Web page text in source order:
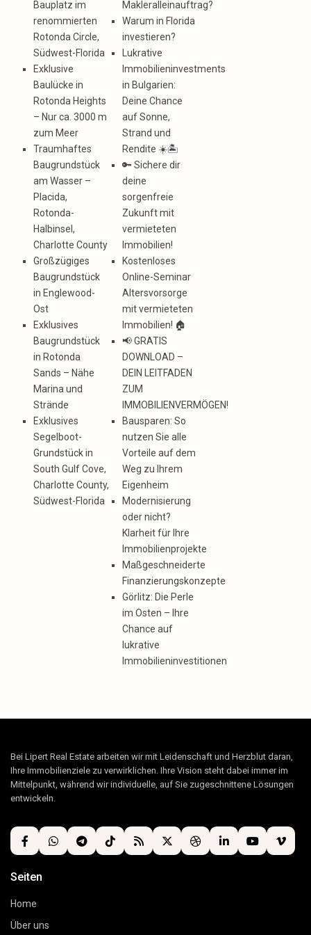
Bauplatz im
renommierten
Rotonda Circle,
Südwest-Florida
Exklusive
Baulücke in
Rotonda Heights
– Nur ca. 3000 m
zum Meer
Traumhaftes
Baugrundstück
am Wasser –
Placida,
Rotonda-
Halbinsel,
Charlotte County
Großzügiges
Baugrundstück
in Englewood-
Ost
Exklusives
Baugrundstück
in Rotonda
Sands – Nähe
Marina und
Strände
Exklusives
Segelboot-
Grundstück in
South Gulf Cove,
Charlotte County,
Südwest-Florida
Makleralleinauftrag?
Warum in Florida
investieren?
Lukrative
Immobilieninvestments
in Bulgarien:
Deine Chance
auf Sonne,
Strand und
Rendite ☀️🏝️
🔑 Sichere dir
deine
sorgenfreie
Zukunft mit
vermieteten
Immobilien!
Kostenloses
Online-Seminar
Altersvorsorge
mit vermieteten
Immobilien! 🏠
📢 GRATIS
DOWNLOAD –
DEIN LEITFADEN
ZUM
IMMOBILIENVERMÖGEN!
Bausparen: So
nutzen Sie alle
Vorteile auf dem
Weg zu Ihrem
Eigenheim
Modernisierung
oder nicht?
Klarheit für Ihre
Immobilienprojekte
Maßgeschneiderte
Finanzierungskonzepte
Görlitz: Die Perle
im Osten – Ihre
Chance auf
lukrative
Immobilieninvestitionen
Bei Lipert Real Estate arbeiten wir mit Leidenschaft und Herzblut daran,
Ihre Immobilienziele zu verwirklichen. Ihre Vision steht dabei immer im
Mittelpunkt, während wir individuelle, auf Sie zugeschnittene Lösungen
entwickeln.
Seiten
Home
Über uns